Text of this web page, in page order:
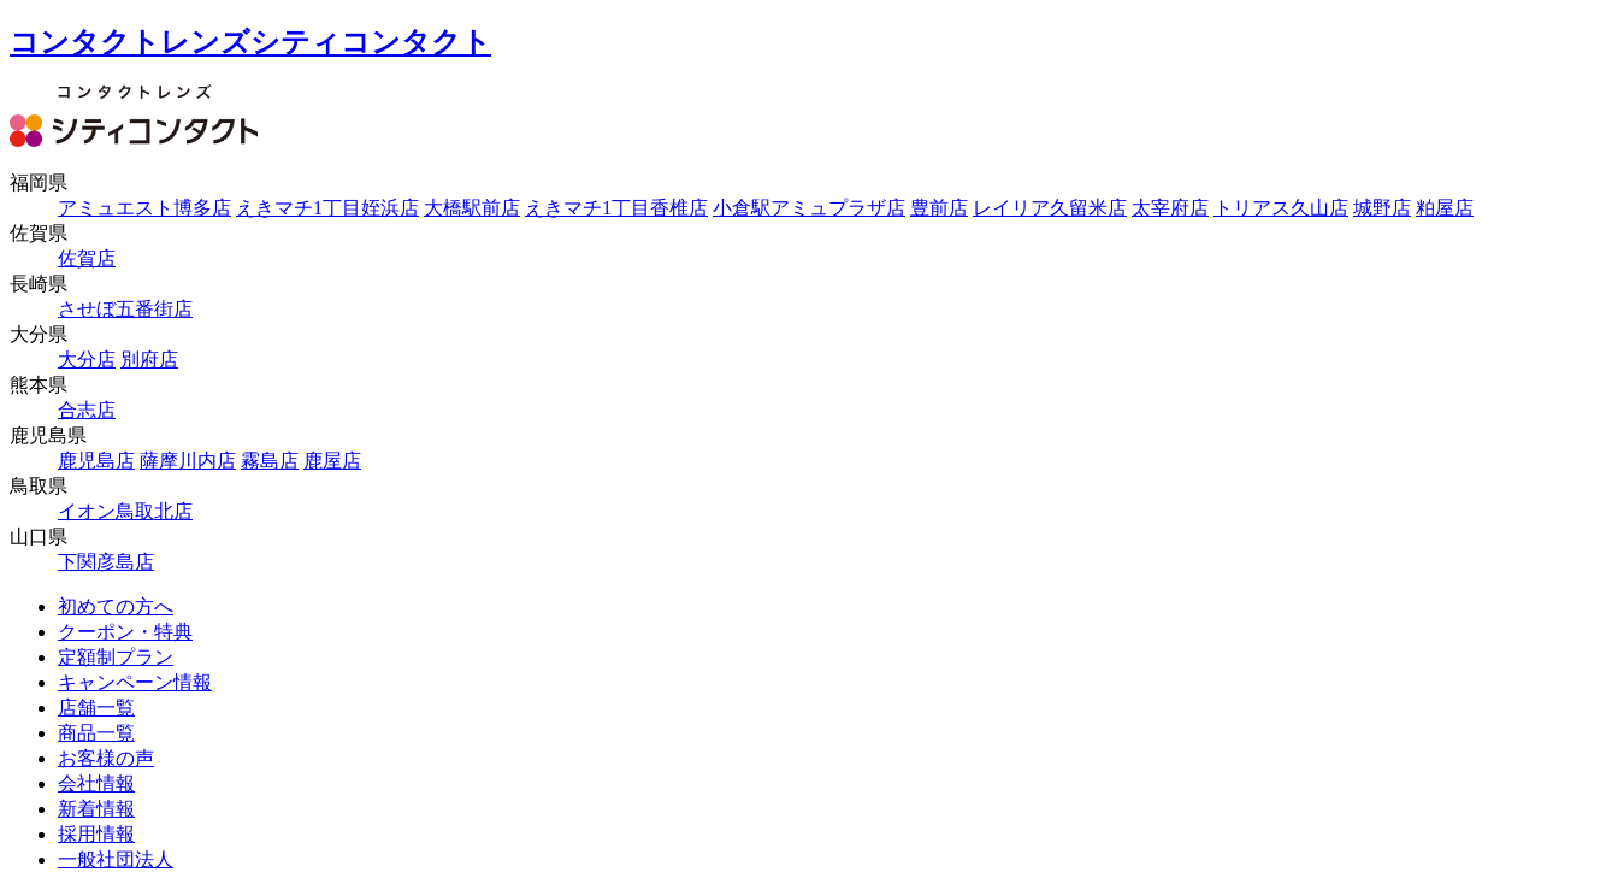
コンタクトレンズシティコンタクト
福岡県
アミュエスト博多店 えきマチ1丁目姪浜店 大橋駅前店 えきマチ1丁目香椎店 小倉駅アミュプラザ店 豊前店 レイリア久留米店 太宰府店 トリアス久山店 城野店 粕屋店
佐賀県
佐賀店
長崎県
させぼ五番街店
大分県
大分店 別府店
熊本県
合志店
鹿児島県
鹿児島店 薩摩川内店 霧島店 鹿屋店
鳥取県
イオン鳥取北店
山口県
下関彦島店
初めての方へ
クーポン・特典
定額制プラン
キャンペーン情報
店舗一覧
商品一覧
お客様の声
会社情報
新着情報
採用情報
一般社団法人